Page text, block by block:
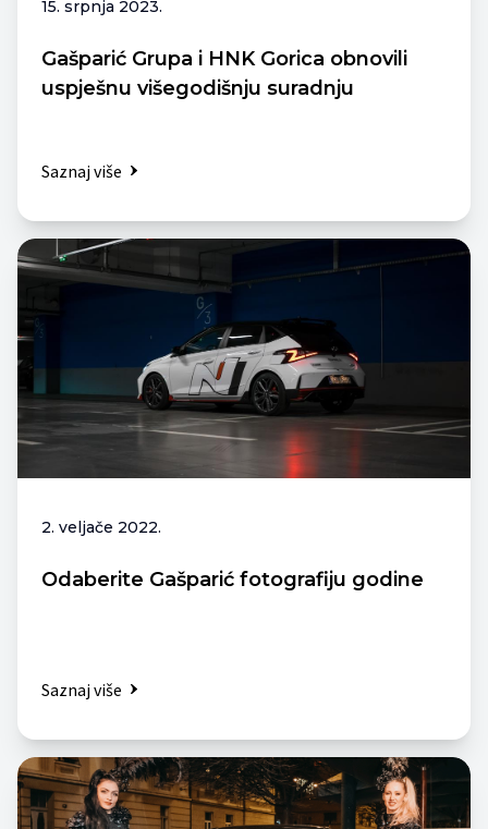
15. srpnja 2023.
Gašparić Grupa i HNK Gorica obnovili
uspješnu višegodišnju suradnju
Saznaj više
2. veljače 2022.
Odaberite Gašparić fotografiju godine
Saznaj više